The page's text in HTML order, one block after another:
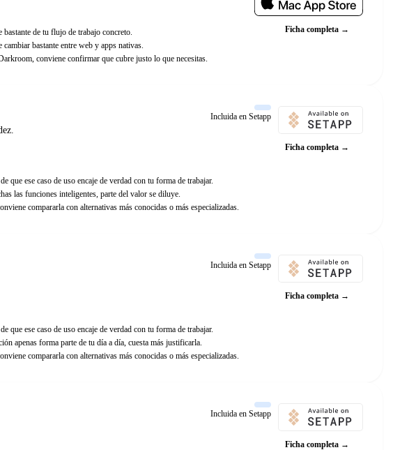
bastante de tu flujo de trabajo concreto.
cambiar bastante entre web y apps nativas.
conviene confirmar que cubre justo lo que necesitas.
Ficha completa →
Incluida en Setapp
que ese caso de uso encaje de verdad con tu forma de trabajar.
las funciones inteligentes, parte del valor se diluye.
compararla con alternativas más conocidas o más especializadas.
Ficha completa →
Incluida en Setapp
que ese caso de uso encaje de verdad con tu forma de trabajar.
apenas forma parte de tu día a día, cuesta más justificarla.
compararla con alternativas más conocidas o más especializadas.
Ficha completa →
Incluida en Setapp
Ficha completa →